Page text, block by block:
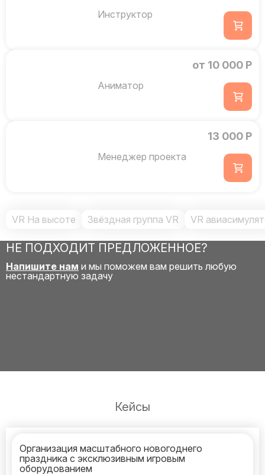
Инструктор
Аниматор
от 10 000 Р
Менеджер проекта
13 000 Р
VR На высоте Звёздная группа VR VR
НЕ ПОДХОДИТ ПРЕДЛОЖЕННОЕ?
Напишите нам и мы поможем вам решить любую
нестандартную задачу
Кейсы
Организация масштабного новогоднего
праздника с эксклюзивным игровым
оборудованием